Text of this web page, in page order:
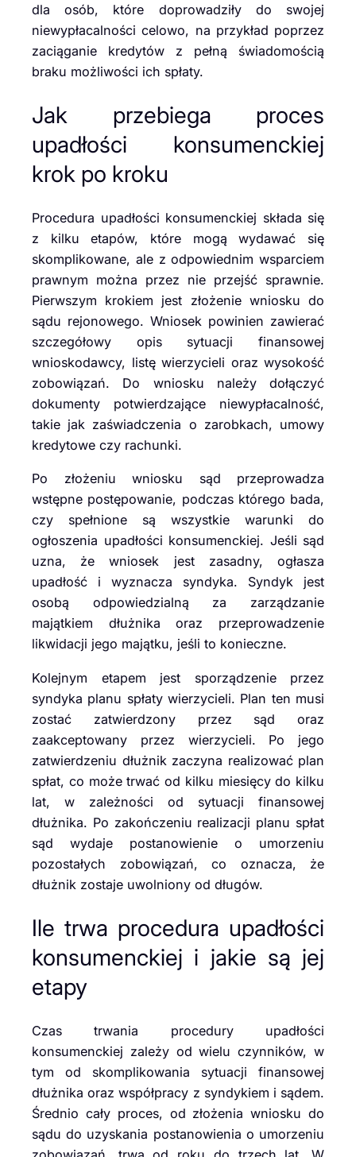
dla osób, które doprowadziły do swojej
niewypłacalności celowo, na przykład poprzez
zaciąganie kredytów z pełną świadomością
braku możliwości ich spłaty.
Jak przebiega proces
upadłości konsumenckiej
krok po kroku
Procedura upadłości konsumenckiej składa się
z kilku etapów, które mogą wydawać się
skomplikowane, ale z odpowiednim wsparciem
prawnym można przez nie przejść sprawnie.
Pierwszym krokiem jest złożenie wniosku do
sądu rejonowego. Wniosek powinien zawierać
szczegółowy opis sytuacji finansowej
wnioskodawcy, listę wierzycieli oraz wysokość
zobowiązań. Do wniosku należy dołączyć
dokumenty potwierdzające niewypłacalność,
takie jak zaświadczenia o zarobkach, umowy
kredytowe czy rachunki.
Po złożeniu wniosku sąd przeprowadza
wstępne postępowanie, podczas którego bada,
czy spełnione są wszystkie warunki do
ogłoszenia upadłości konsumenckiej. Jeśli sąd
uzna, że wniosek jest zasadny, ogłasza
upadłość i wyznacza syndyka. Syndyk jest
osobą odpowiedzialną za zarządzanie
majątkiem dłużnika oraz przeprowadzenie
likwidacji jego majątku, jeśli to konieczne.
Kolejnym etapem jest sporządzenie przez
syndyka planu spłaty wierzycieli. Plan ten musi
zostać zatwierdzony przez sąd oraz
zaakceptowany przez wierzycieli. Po jego
zatwierdzeniu dłużnik zaczyna realizować plan
spłat, co może trwać od kilku miesięcy do kilku
lat, w zależności od sytuacji finansowej
dłużnika. Po zakończeniu realizacji planu spłat
sąd wydaje postanowienie o umorzeniu
pozostałych zobowiązań, co oznacza, że
dłużnik zostaje uwolniony od długów.
Ile trwa procedura upadłości
konsumenckiej i jakie są jej
etapy
Czas trwania procedury upadłości
konsumenckiej zależy od wielu czynników, w
tym od skomplikowania sytuacji finansowej
dłużnika oraz współpracy z syndykiem i sądem.
Średnio cały proces, od złożenia wniosku do
sądu do uzyskania postanowienia o umorzeniu